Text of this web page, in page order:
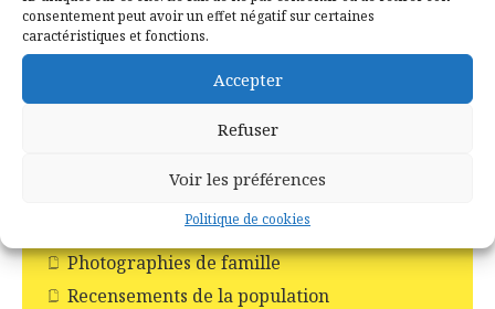
consentement peut avoir un effet négatif sur certaines
caractéristiques et fonctions.
Accepter
Refuser
Voir les préférences
Politique de cookies
Les croix
Monuments aux morts
Noms de famille
Photographies de famille
Recensements de la population